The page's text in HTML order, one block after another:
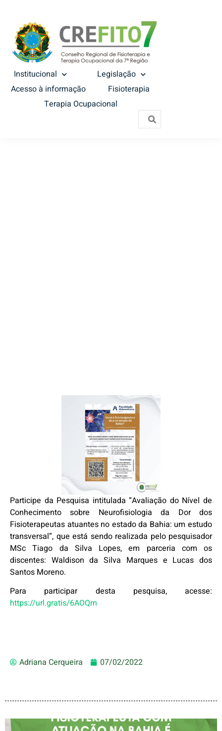
Institucional
Legislação
Acesso à informação
Fisioterapia
Terapia Ocupacional
Participe da Pesquisa intitulada “Avaliação do Nível de
Conhecimento sobre Neurofisiologia da Dor dos
Fisioterapeutas atuantes no estado da Bahia: um estudo
transversal”, que está sendo realizada pelo pesquisador
MSc Tiago da Silva Lopes, em parceria com os
discentes: Waldison da Silva Marques e Lucas dos
Santos Moreno.
Para participar desta pesquisa, acesse:
https://url.gratis/6AOQrn
Adriana Cerqueira 07/02/2022